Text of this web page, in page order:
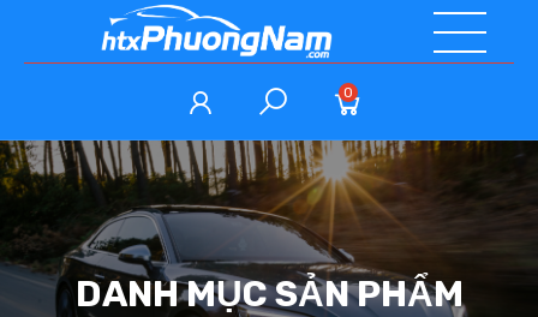
0
DANH MỤC SẢN PHẨM